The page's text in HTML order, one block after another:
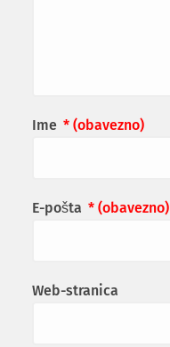
Ime * (obavezno)
E-pošta * (obavezno)
Web-stranica